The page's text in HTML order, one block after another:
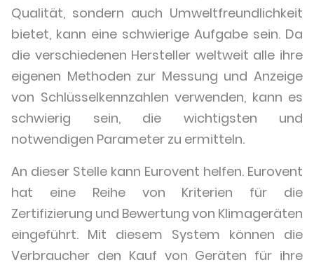
Qualität, sondern auch Umweltfreundlichkeit
bietet, kann eine schwierige Aufgabe sein. Da
die verschiedenen Hersteller weltweit alle ihre
eigenen Methoden zur Messung und Anzeige
von Schlüsselkennzahlen verwenden, kann es
schwierig sein, die wichtigsten und
notwendigen Parameter zu ermitteln.
An dieser Stelle kann Eurovent helfen. Eurovent
hat eine Reihe von Kriterien für die
Zertifizierung und Bewertung von Klimageräten
eingeführt. Mit diesem System können die
Verbraucher den Kauf von Geräten für ihre